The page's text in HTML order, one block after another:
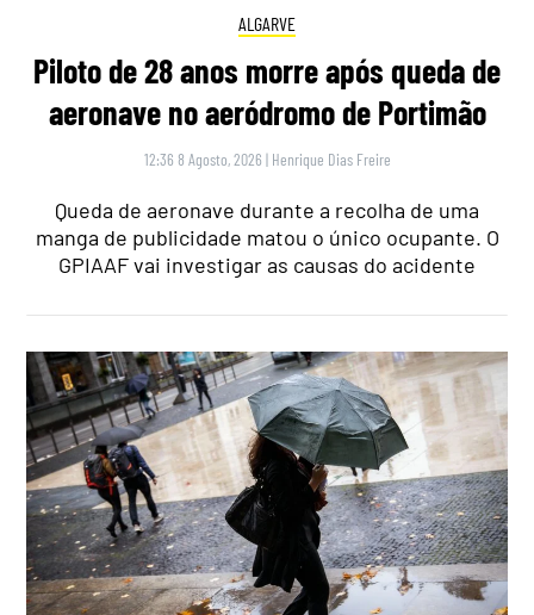
ALGARVE
Piloto de 28 anos morre após queda de
aeronave no aeródromo de Portimão
12:36 8 Agosto, 2026 | Henrique Dias Freire
Queda de aeronave durante a recolha de uma
manga de publicidade matou o único ocupante. O
GPIAAF vai investigar as causas do acidente